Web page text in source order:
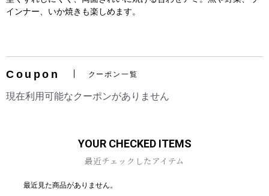
お買い物を続ける カートへ進む
インナー、いか焼きも楽しめます。
Coupon クーポン一覧
現在利用可能なクーポンがありません
YOUR CHECKED ITEMS
最近チェックしたアイテム
最近見た商品がありません。